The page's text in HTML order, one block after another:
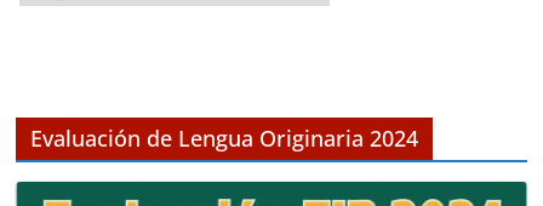
r
o
Evaluación de Lengua Originaria 2024